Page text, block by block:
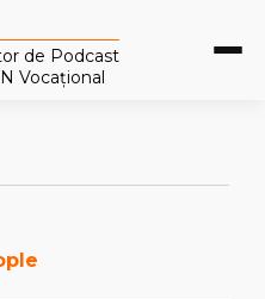
de Podcast
Vocațional